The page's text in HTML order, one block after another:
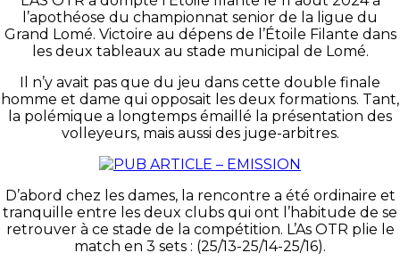
l’apothéose du championnat senior de la ligue du
Grand Lomé. Victoire au dépens de l’Étoile Filante dans
les deux tableaux au stade municipal de Lomé.
Il n’y avait pas que du jeu dans cette double finale
homme et dame qui opposait les deux formations. Tant,
la polémique a longtemps émaillé la présentation des
volleyeurs, mais aussi des juge-arbitres.
D’abord chez les dames, la rencontre a été ordinaire et
tranquille entre les deux clubs qui ont l’habitude de se
retrouver à ce stade de la compétition. L’As OTR plie le
match en 3 sets : (25/13-25/14-25/16).